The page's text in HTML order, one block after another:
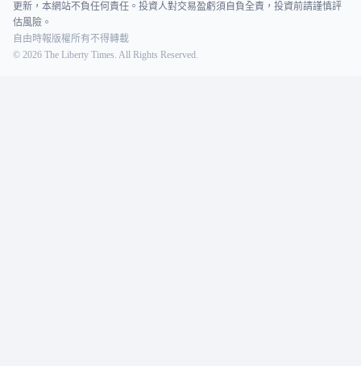
更新，本網站不負任何責任。投資人對交易盈虧須自負全責，投資前請謹慎評
估風險。
自由時報版權所有不得轉載
© 2026 The Liberty Times. All Rights Reserved.